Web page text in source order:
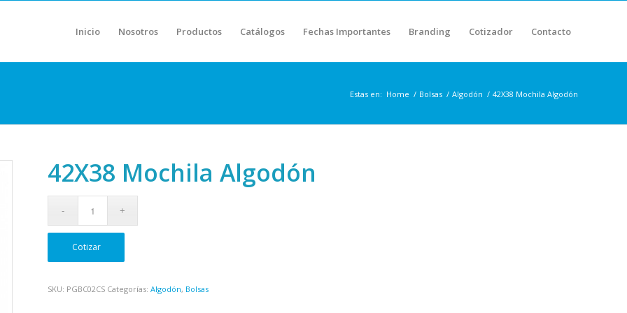
Inicio Nosotros Productos Catálogos Fechas Importantes Branding Cotizador Contacto
Estas en: Home / Bolsas / Algodón / 42X38 Mochila Algodón
42X38 Mochila Algodón
Cotizar
SKU: PGBC02CS Categorías:Algodón, Bolsas